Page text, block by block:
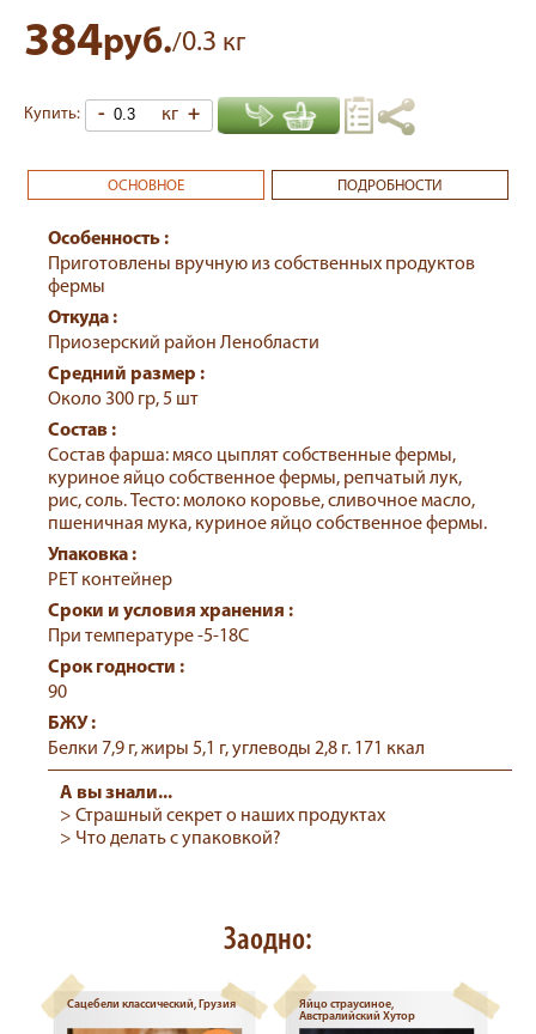
384руб./0.3 кг
Купить: - кг +
ОСНОВНОЕ ПОДРОБНОСТИ
Особенность :
Приготовлены вручную из собственных продуктов
фермы
Откуда :
Приозерский район Ленобласти
Средний размер :
Около 300 гр, 5 шт
Состав :
Состав фарша: мясо цыплят собственные фермы,
куриное яйцо собственное фермы, репчатый лук,
рис, соль. Тесто: молоко коровье, сливочное масло,
пшеничная мука, куриное яйцо собственное фермы.
Упаковка :
РЕТ контейнер
Сроки и условия хранения :
При температуре -5-18С
Срок годности :
90
БЖУ :
Белки 7,9 г, жиры 5,1 г, углеводы 2,8 г. 171 ккал
А вы знали...
> Страшный секрет о наших продуктах
> Что делать с упаковкой?
Заодно:
Сацебели классический, Грузия
Яйцо страусиное,
Австралийский Хутор